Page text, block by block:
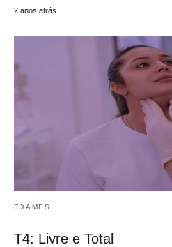
2 anos atrás
EXAMES
T4: Livre e Total